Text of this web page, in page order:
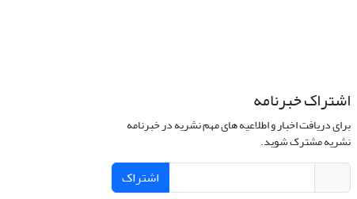
اشتراک خبرنامه
برای دریافت اخبار و اطلاعیه های مهم نشریه در خبرنامه
نشریه مشترک شوید.
اشتراک